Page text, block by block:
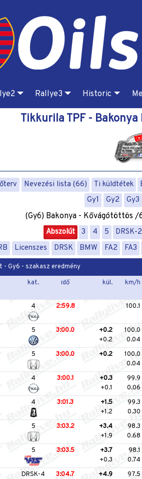
Rallye3 Historic
Tikkurila TPF -
Nevezési lista (66) Ti küldtétek
Gy1
Gy2 Gy3
(Gy6) Bakonya - Kővágótöttös /
Abszolút 3 4 5 DRSK-2
Licenszes DRSK BMW FA2 FA3
- Gy6 - szakasz eredmény
kat. idő kül. km/h
4 2:59.8 100.1
5 3:00.0
+0.2
+0.2
100.0
0.04
5 3:00.0 +0.2
100.0
0.04
4 3:00.1
+0.3
+0.1
99.9
0.06
4 3:01.3
+1.5
+1.2
99.3
0.30
5 3:03.2
+3.4
+1.9
98.3
0.68
5 3:03.5
+3.7
+0.3
98.1
0.74
DRSK-4 3:04.7
+4.9
97.5